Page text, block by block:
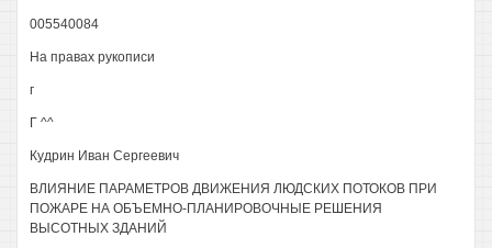
005540084
На правах рукописи
г
Г ^^
Кудрин Иван Сергеевич
ВЛИЯНИЕ ПАРАМЕТРОВ ДВИЖЕНИЯ ЛЮДСКИХ ПОТОКОВ ПРИ
ПОЖАРЕ НА ОБЪЕМНО-ПЛАНИРОВОЧНЫЕ РЕШЕНИЯ
ВЫСОТНЫХ ЗДАНИЙ